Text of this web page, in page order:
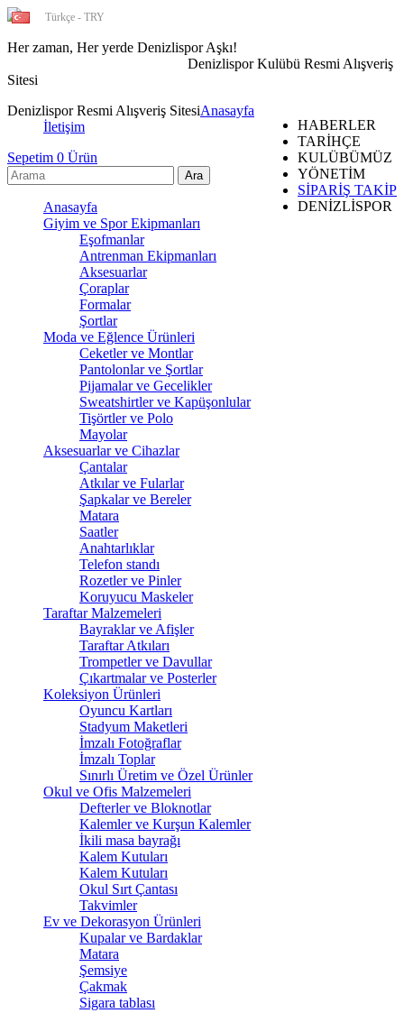
Her zaman, Her yerde Denizlispor Aşkı!
Denizlispor Kulübü Resmi Alışveriş
Sitesi
Denizlispor Resmi Alışveriş Sitesi
HABERLER
TARİHÇE
KULÜBÜMÜZ
YÖNETİM
SİPARİŞ TAKİP
DENİZLİSPOR
Türkçe - TRY
Anasayfa
İletişim
Sepetim 0 Ürün
Anasayfa
Giyim ve Spor Ekipmanları
Eşofmanlar
Antrenman Ekipmanları
Aksesuarlar
Çoraplar
Formalar
Şortlar
Moda ve Eğlence Ürünleri
Ceketler ve Montlar
Pantolonlar ve Şortlar
Pijamalar ve Gecelikler
Sweatshirtler ve Kapüşonlular
Tişörtler ve Polo
Mayolar
Aksesuarlar ve Cihazlar
Çantalar
Atkılar ve Fularlar
Şapkalar ve Bereler
Matara
Saatler
Anahtarlıklar
Telefon standı
Rozetler ve Pinler
Koruyucu Maskeler
Taraftar Malzemeleri
Bayraklar ve Afişler
Taraftar Atkıları
Trompetler ve Davullar
Çıkartmalar ve Posterler
Koleksiyon Ürünleri
Oyuncu Kartları
Stadyum Maketleri
İmzalı Fotoğraflar
İmzalı Toplar
Sınırlı Üretim ve Özel Ürünler
Okul ve Ofis Malzemeleri
Defterler ve Bloknotlar
Kalemler ve Kurşun Kalemler
İkili masa bayrağı
Kalem Kutuları
Kalem Kutuları
Okul Sırt Çantası
Takvimler
Ev ve Dekorasyon Ürünleri
Kupalar ve Bardaklar
Matara
Şemsiye
Çakmak
Sigara tablası